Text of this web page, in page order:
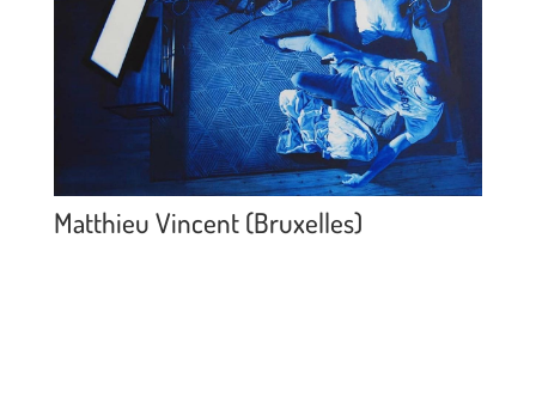
Matthieu Vincent (Bruxelles)